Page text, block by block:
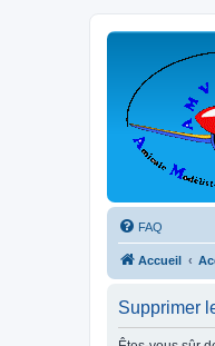
FAQ
Accueil
Supprimer